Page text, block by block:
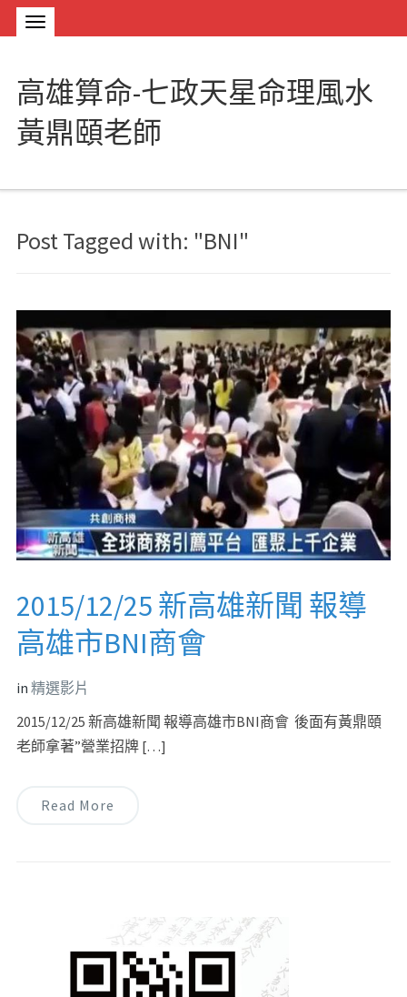
高雄算命-七政天星命理風水
黃鼎頤老師
Post Tagged with: "BNI"
2015/12/25 新高雄新聞 報導
高雄市BNI商會
in 精選影片
2015/12/25 新高雄新聞 報導高雄市BNI商會 後面有黃鼎頤
老師拿著”營業招牌 […]
Read More